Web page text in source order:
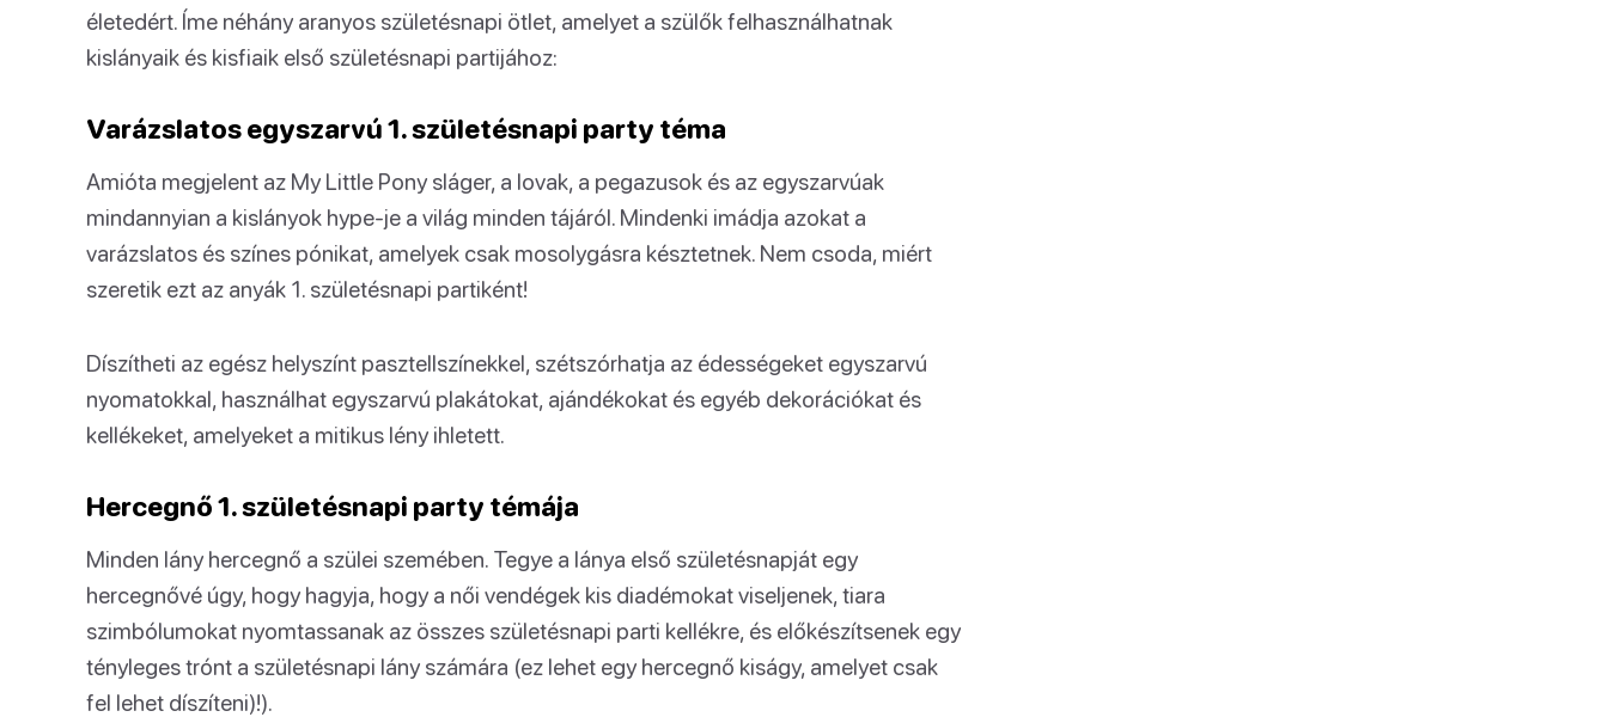
életedért. Íme néhány aranyos születésnapi ötlet, amelyet a szülők felhasználhatnak
kislányaik és kisfiaik első születésnapi partijához:
Varázslatos egyszarvú 1. születésnapi party téma
Amióta megjelent az My Little Pony sláger, a lovak, a pegazusok és az egyszarvúak
mindannyian a kislányok hype-je a világ minden tájáról. Mindenki imádja azokat a
varázslatos és színes pónikat, amelyek csak mosolygásra késztetnek. Nem csoda, miért
szeretik ezt az anyák 1. születésnapi partiként!
Díszítheti az egész helyszínt pasztellszínekkel, szétszórhatja az édességeket egyszarvú
nyomatokkal, használhat egyszarvú plakátokat, ajándékokat és egyéb dekorációkat és
kellékeket, amelyeket a mitikus lény ihletett.
Hercegnő 1. születésnapi party témája
Minden lány hercegnő a szülei szemében. Tegye a lánya első születésnapját egy
hercegnővé úgy, hogy hagyja, hogy a női vendégek kis diadémokat viseljenek, tiara
szimbólumokat nyomtassanak az összes születésnapi parti kellékre, és előkészítsenek egy
tényleges trónt a születésnapi lány számára (ez lehet egy hercegnő kiságy, amelyet csak
fel lehet díszíteni)!).